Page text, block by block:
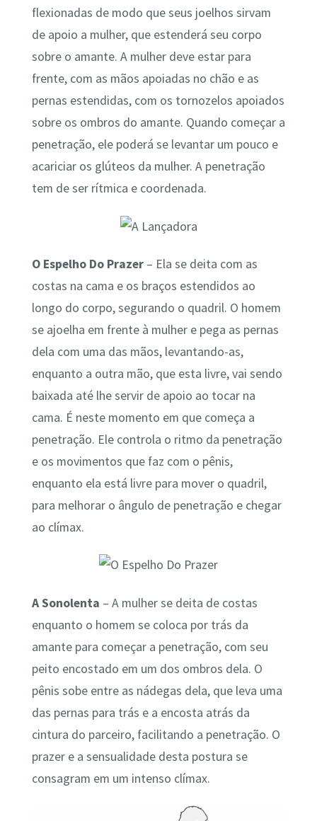
flexionadas de modo que seus joelhos sirvam
de apoio a mulher, que estenderá seu corpo
sobre o amante. A mulher deve estar para
frente, com as mãos apoiadas no chão e as
pernas estendidas, com os tornozelos apoiados
sobre os ombros do amante. Quando começar a
penetração, ele poderá se levantar um pouco e
acariciar os glúteos da mulher. A penetração
tem de ser rítmica e coordenada.
O Espelho Do Prazer– Ela se deita com as
costas na cama e os braços estendidos ao
longo do corpo, segurando o quadril. O homem
se ajoelha em frente à mulher e pega as pernas
dela com uma das mãos, levantando-as,
enquanto a outra mão, que esta livre, vai sendo
baixada até lhe servir de apoio ao tocar na
cama. É neste momento em que começa a
penetração. Ele controla o ritmo da penetração
e os movimentos que faz com o pênis,
enquanto ela está livre para mover o quadril,
para melhorar o ângulo de penetração e chegar
ao clímax.
A Sonolenta – A mulher se deita de costas
enquanto o homem se coloca por trás da
amante para começar a penetração, com seu
peito encostado em um dos ombros dela. O
pênis sobe entre as nádegas dela, que leva uma
das pernas para trás e a encosta atrás da
cintura do parceiro, facilitando a penetração. O
prazer e a sensualidade desta postura se
consagram em um intenso clímax.